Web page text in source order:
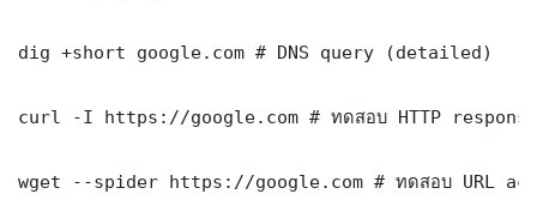
dig +short google.com # DNS query (detailed)
curl -I https://google.com # ทดสอบ HTTP
wget --spider https://google.com # ทดสอบ URL